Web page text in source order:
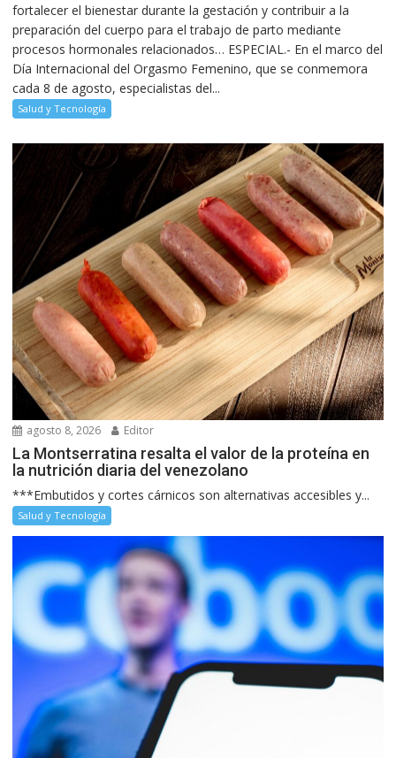
fortalecer el bienestar durante la gestación y contribuir a la
preparación del cuerpo para el trabajo de parto mediante
procesos hormonales relacionados… ESPECIAL.- En el marco del
Día Internacional del Orgasmo Femenino, que se conmemora
cada 8 de agosto, especialistas del...
Salud y Tecnología
agosto 8, 2026 Editor
La Montserratina resalta el valor de la proteína en
la nutrición diaria del venezolano
***Embutidos y cortes cárnicos son alternativas accesibles y...
Salud y Tecnología